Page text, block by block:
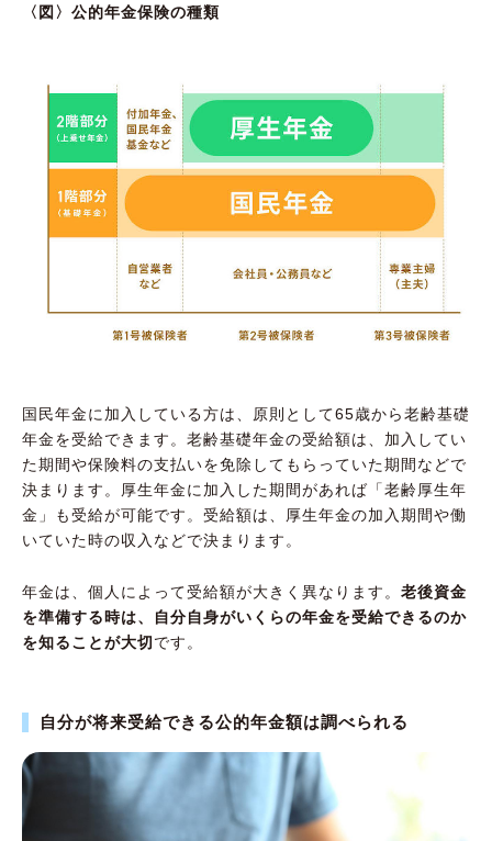
〈図〉公的年金保険の種類
国民年金に加入している方は、原則として65歳から老齢基礎
年金を受給できます。老齢基礎年金の受給額は、加入してい
た期間や保険料の支払いを免除してもらっていた期間などで
決まります。厚生年金に加入した期間があれば「老齢厚生年
金」も受給が可能です。受給額は、厚生年金の加入期間や働
いていた時の収入などで決まります。
年金は、個人によって受給額が大きく異なります。 老後資金
を準備する時は、自分自身がいくらの年金を受給できるのか
を知ることが大切です。
自分が将来受給できる公的年金額は調べられる